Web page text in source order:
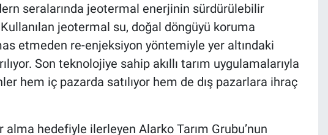
seralarında jeotermal enerjinin sürdürülebilir
jeotermal su, doğal döngüyü koruma
etmeden re-enjeksiyon yöntemiyle yer altındaki
Son teknolojiye sahip akıllı tarım uygulamalarıyla
hem iç pazarda satılıyor hem de dış pazarlara ihraç
alma hedefiyle ilerleyen Alarko Tarım Grubu’nun